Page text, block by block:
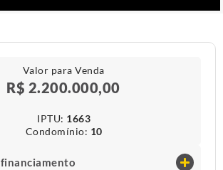
Valor para Venda
R$ 2.200.000,00
IPTU​: 1663
Condomínio​: 10